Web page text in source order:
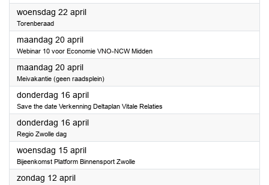
woensdag 22 april2026
Torenberaad
maandag 20 april2026
Webinar 10 voor Economie VNO-NCW Midden
maandag 20 april2026
Meivakantie (geen raadsplein)
donderdag 16 april2026
Save the date Verkenning Deltaplan Vitale Relaties
donderdag 16 april2026
Regio Zwolle dag
woensdag 15 april2026
Bijeenkomst Platform Binnensport Zwolle
zondag 12 april2026